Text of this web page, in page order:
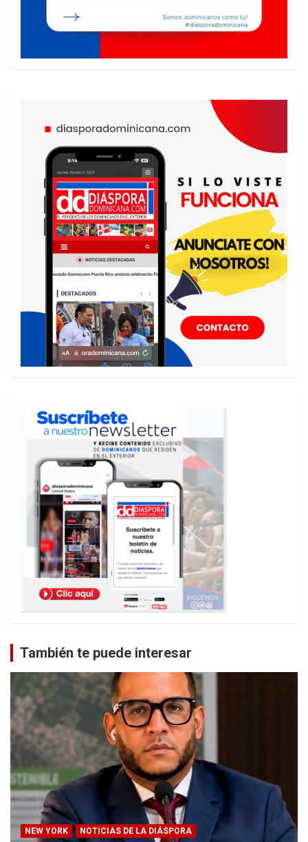
También te puede interesar
NEW YORK NOTICIAS DE LA DIÁSPORA